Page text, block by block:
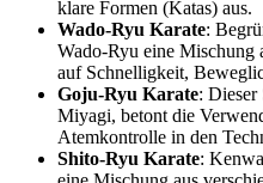
klare Formen (Katas) aus.
Wado-Ryu Karate:
Wado-Ryu eine Mischung
auf Schnelligkeit,
Goju-Ryu Karate:
Miyagi, betont die
Atemkontrolle in den
Shito-Ryu Karate: